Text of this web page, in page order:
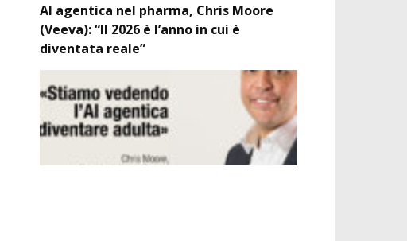
AI agentica nel pharma, Chris Moore
(Veeva): “Il 2026 è l’anno in cui è
diventata reale”